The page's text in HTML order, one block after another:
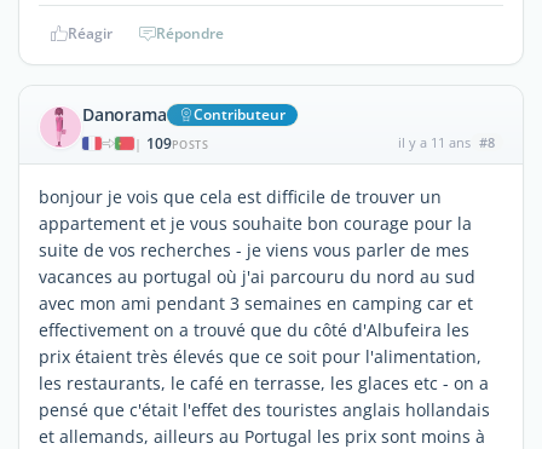
Réagir Répondre
Danorama Contributeur
| 109POSTS il y a 11 ans #8
bonjour je vois que cela est difficile de trouver un
appartement et je vous souhaite bon courage pour la
suite de vos recherches - je viens vous parler de mes
vacances au portugal où j'ai parcouru du nord au sud
avec mon ami pendant 3 semaines en camping car et
effectivement on a trouvé que du côté d'Albufeira les
prix étaient très élevés que ce soit pour l'alimentation,
les restaurants, le café en terrasse, les glaces etc - on a
pensé que c'était l'effet des touristes anglais hollandais
et allemands, ailleurs au Portugal les prix sont moins à